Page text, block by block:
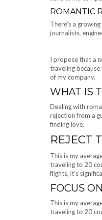
ROMANTIC
There’s a
journalists,
I propose that a
traveling
of my company.
WHAT IS
Dealing with
rejection from a
finding love.
REJECT
This is my
traveling to 20
flights, it’s
FOCUS
This is my
traveling to 20